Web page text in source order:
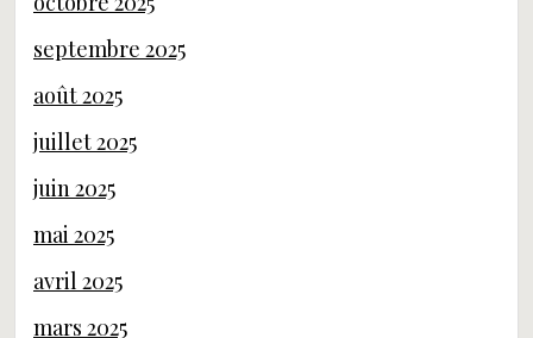
septembre 2025
août 2025
juillet 2025
juin 2025
mai 2025
avril 2025
mars 2025